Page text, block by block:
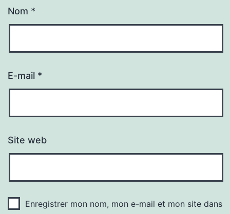
Nom *
E-mail *
Site web
Enregistrer mon nom, mon e-mail et mon site dans